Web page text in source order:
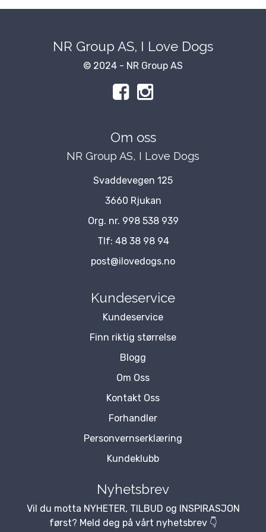
NR Group AS, I Love Dogs
© 2024 - NR Group AS
Om oss
NR Group AS, I Love Dogs
Svaddevegen 125
3660 Rjukan
Org. nr. 998 538 939
Tlf: 48 38 98 94
post@ilovedogs.no
Kundeservice
Kundeservice
Finn riktig størrelse
Blogg
Om Oss
Kontakt Oss
Forhandler
Personvernserklæring
Kundeklubb
Nyhetsbrev
Vil du motta NYHETER, TILBUD og INSPIRASJON
først? Meld deg på vårt nyhetsbrev 👇